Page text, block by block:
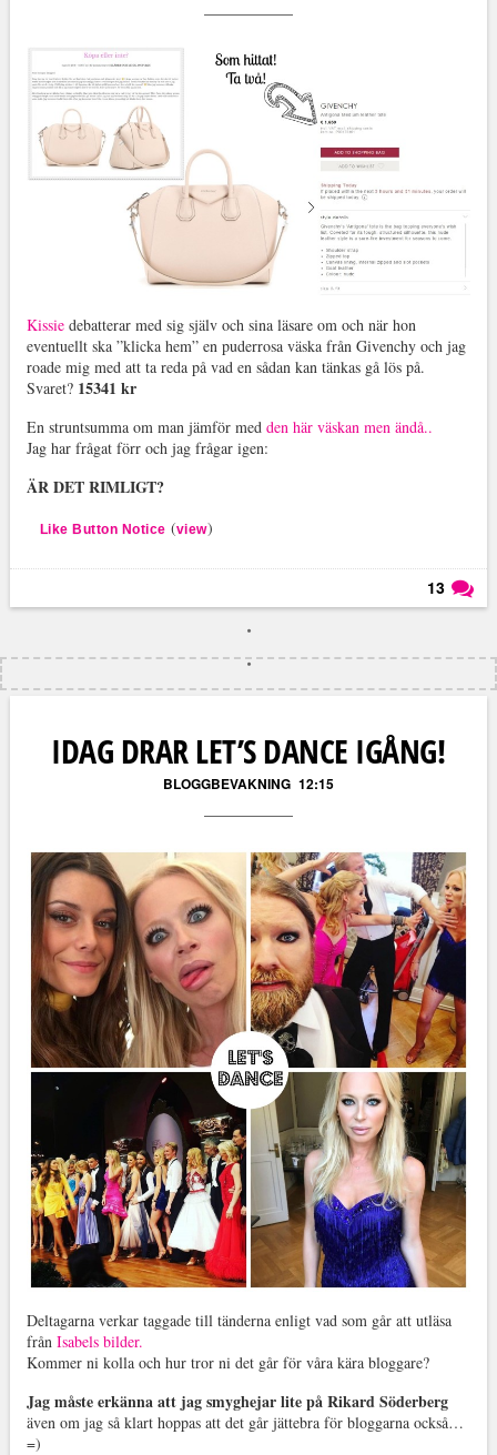
Kissiedebatterar med sig själv och sina läsare om och när hon
eventuellt ska ”klicka hem” en puderrosa väska från Givenchy och jag
roade mig med att ta reda på vad en sådan kan tänkas gå lös på.
Svaret? 15341 kr
En struntsumma om man jämför med den här väskan men ändå..
Jag har frågat förr och jag frågar igen:
ÄR DET RIMLIGT?
Like Button Notice (view)
13
IDAG DRAR LET’S DANCE IGÅNG!
BLOGGBEVAKNING 12:15
Deltagarna verkar taggade till tänderna enligt vad som går att utläsa
från Isabels bilder.
Kommer ni kolla och hur tror ni det går för våra kära bloggare?
Jag måste erkänna att jag smyghejar lite på Rikard Söderberg
även om jag så klart hoppas att det går jättebra för bloggarna också…
=)